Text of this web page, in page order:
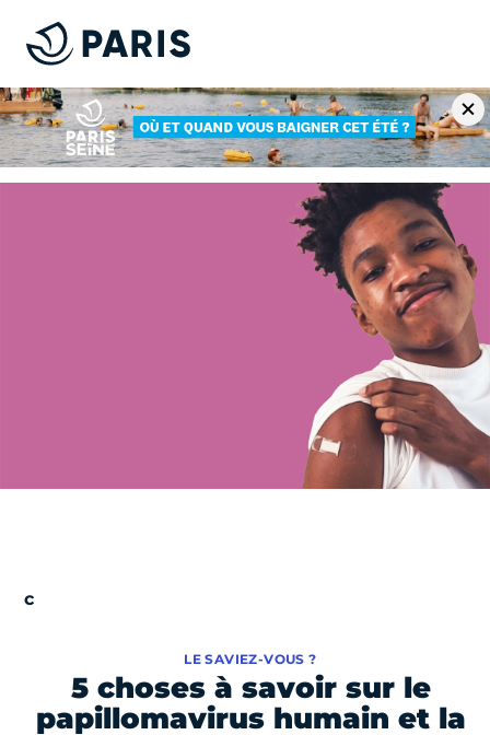
5 choses à savoir sur le
papillomavirus humain et la
LE SAVIEZ-VOUS ?